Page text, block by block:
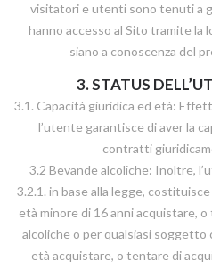
visitatori e utenti sono tenuti a
hanno accesso al Sito tramite la
siano a conoscenza del
3. STATUS
3.1. Capacità giuridica ed età:
l’utente garantisce di aver la
contratti
3.2 Bevande alcoliche: Inoltre,
3.2.1. in base alla legge,
età minore di 16 anni acquistare,
alcoliche o per qualsiasi soggetto
età acquistare, o tentare di